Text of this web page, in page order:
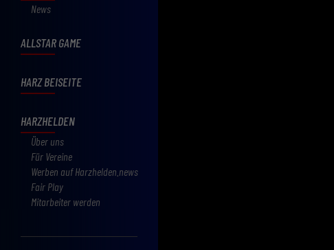
News
ALLSTAR GAME
HARZ BEISEITE
HARZHELDEN
Über uns
Für Vereine
Werben auf Harzhelden.news
Fair Play
Mitarbeiter werden